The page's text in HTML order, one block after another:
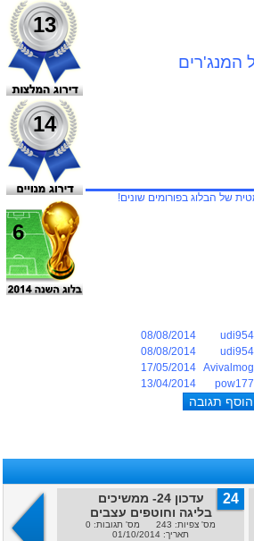
המנג'רים
של הבלוג בפורומים שונים!
13
14
6
udi954
08/08/2014
udi954
08/08/2014
Avivalmog
17/05/2014
pow177
13/04/2014
24
עדכון 24- ממשיכים
בליגה וחוטפים עצבים
מס' צפיות: 243 מס' תגובות: 0
תאריך: 01/10/2014
23
מס' צפיות: